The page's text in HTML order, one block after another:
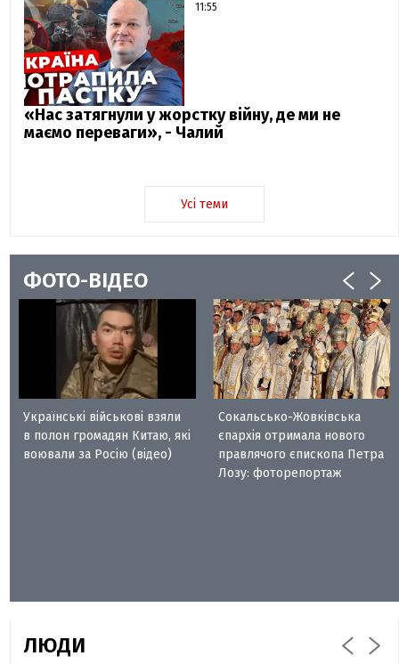
11:55
«Нас затягнули у жорстку війну, де ми не
маємо переваги», - Чалий
Усі теми
ФОТО-ВІДЕО
Українські військові взяли
в полон громадян Китаю, які
воювали за Росію (відео)
Сокальсько-Жовківська
єпархія отримала нового
правлячого єпископа Петра
Лозу: фоторепортаж
ЛЮДИ